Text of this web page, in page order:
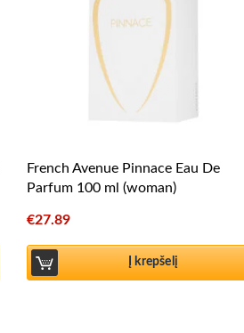
French Avenue Pinnace Eau De
Parfum 100 ml (woman)
€27.89
Į krepšelį